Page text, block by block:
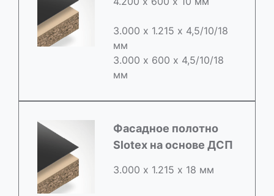
3.000 х 1.215 х 4,5/10/18
мм
3.000 х 600 х 4,5/10/18
мм
Фасадное полотно
Slotex на основе ДСП
3.000 х 1.215 х 18 мм